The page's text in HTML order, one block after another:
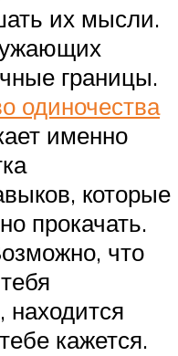
их мысли.
границы.
одиночества
именно
которые
прокачать.
что
находится
кажется.